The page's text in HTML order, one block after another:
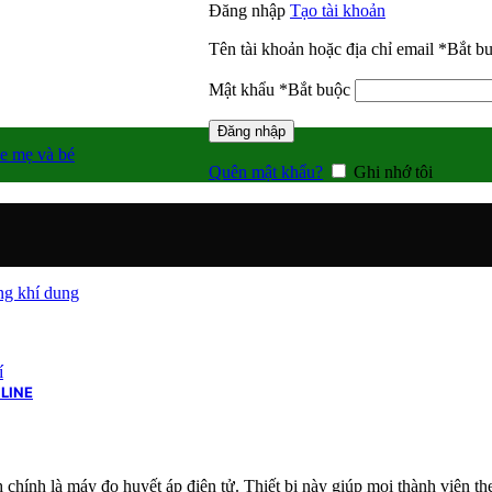
Đăng nhập Tạo tài khoản
Tên tài khoản hoặc địa chỉ email *Bắt
Mật khẩu *Bắt buộc
Đăng nhập
Quên mật khẩu? Ghi nhớ tôi
mẹ và bé
khí dung
là máy đo huyết áp điện tử. Thiết bị này giúp mọi thành viên